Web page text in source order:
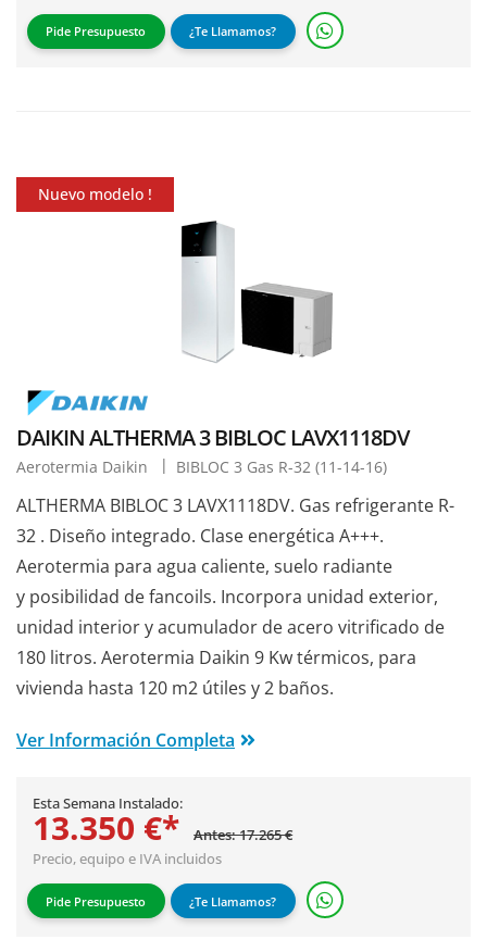
Pide Presupuesto ¿Te Llamamos?
Nuevo modelo !
DAIKIN ALTHERMA 3 BIBLOC LAVX1118DV
Aerotermia Daikin BIBLOC 3 Gas R-32 (11-14-16)
ALTHERMA BIBLOC 3 LAVX1118DV. Gas refrigerante R-
32 . Diseño integrado. Clase energética A+++.
Aerotermia para agua caliente, suelo radiante
y posibilidad de fancoils. Incorpora unidad exterior,
unidad interior y acumulador de acero vitrificado de
180 litros. Aerotermia Daikin 9 Kw térmicos, para
vivienda hasta 120 m2 útiles y 2 baños.
Ver Información Completa
Esta Semana Instalado:
13.350 €*
Antes: 17.265 €
Precio, equipo e IVA incluidos
Pide Presupuesto ¿Te Llamamos?